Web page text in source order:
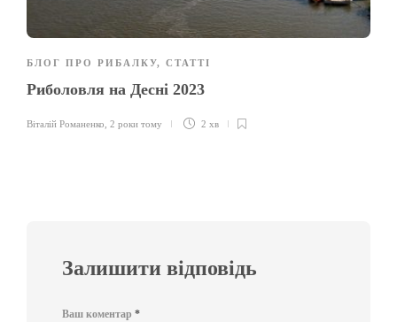
БЛОГ ПРО РИБАЛКУ, СТАТТІ
Риболовля на Десні 2023
Віталій Романенко 2 роки тому 2 хв
Залишити відповідь
Ваш коментар *